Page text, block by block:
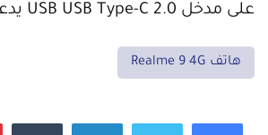
على مدخل USB USB Type-C 2.0 يدعم USB OTG
هاتف Realme 9 4G